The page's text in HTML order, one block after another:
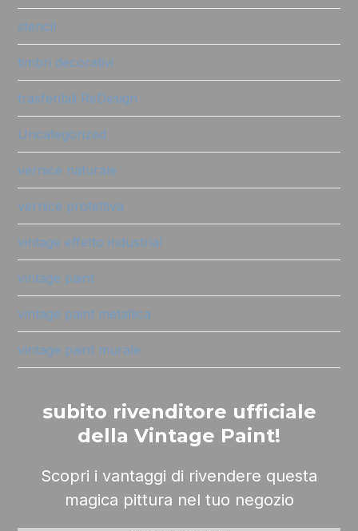
stencil
timbri decorativi
trasferibili ReDesign
Uncategorized
vernice naturale
vernice protettiva
vintage effetto industrial
vintage paint
vintage paint metallica
vintage paint murale
subito rivenditore ufficiale
della Vintage Paint!
Scopri i vantaggi di rivendere questa
magica pittura nel tuo negozio